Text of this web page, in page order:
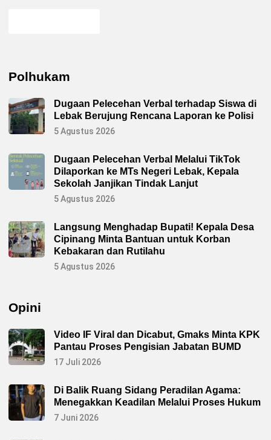
Polhukam
Dugaan Pelecehan Verbal terhadap Siswa di
Lebak Berujung Rencana Laporan ke Polisi
5 Agustus 2026
Dugaan Pelecehan Verbal Melalui TikTok
Dilaporkan ke MTs Negeri Lebak, Kepala
Sekolah Janjikan Tindak Lanjut
5 Agustus 2026
Langsung Menghadap Bupati! Kepala Desa
Cipinang Minta Bantuan untuk Korban
Kebakaran dan Rutilahu
5 Agustus 2026
Opini
Video IF Viral dan Dicabut, Gmaks Minta KPK
Pantau Proses Pengisian Jabatan BUMD
17 Juli 2026
Di Balik Ruang Sidang Peradilan Agama:
Menegakkan Keadilan Melalui Proses Hukum
7 Juni 2026